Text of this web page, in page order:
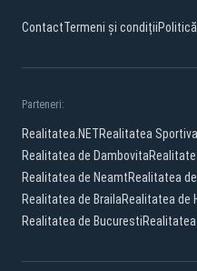
ContactTermeni și condiții
Parteneri:
Realitatea.NETRealitatea Sportiva
Realitatea de Dambovita
Realitatea de NeamtRealitatea
Realitatea de BrailaRealitatea de
Realitatea de Bucuresti